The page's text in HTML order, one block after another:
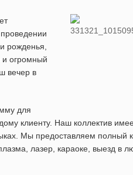
рожденья,
и огромный
вечер в
для
клиенту. Наш коллектив
Мы предоставляем полный
лазер, караоке, выезд в